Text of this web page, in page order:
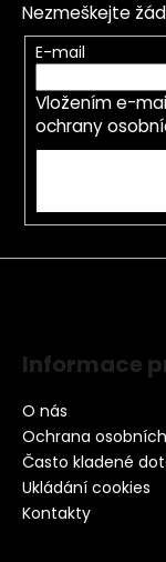
Nezmeškejte
E-mail
Vložením e-
ochrany
Informace
O nás
Ochrana
Často kladené
Ukládání cookies
Kontakty